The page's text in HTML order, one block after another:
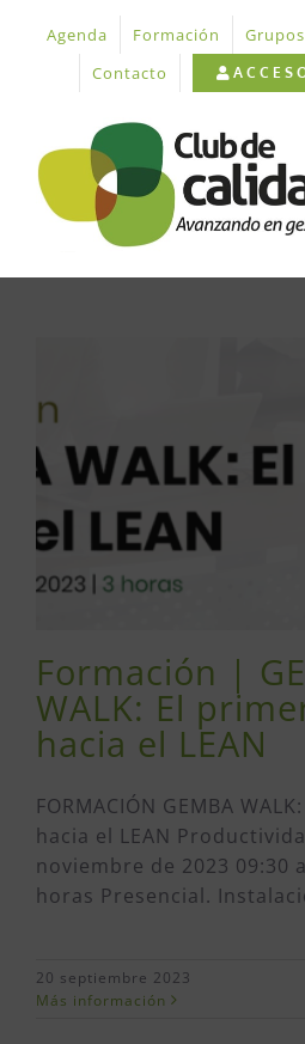
contenido
Agenda Formación
Contacto
Formación |
WALK: El
hacia el LEAN
FORMACIÓN GEMBA
hacia el LEAN
noviembre de 2023 09:30
horas Presencial.
20 septiembre 2023
Más información